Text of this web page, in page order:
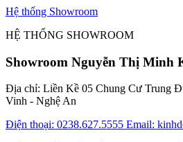
Hệ thống Showroom
HỆ THỐNG SHOWROOM
Showroom Nguyễn Thị Minh
Địa chỉ: Liền Kề 05 Chung Cư Trung
Vinh - Nghệ An
Điện thoại: 0238.627.5555 Email: